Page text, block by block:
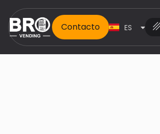
Contacto ES
EN